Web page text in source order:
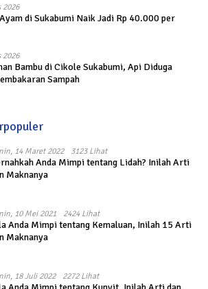
2026
di Sukabumi Naik Jadi Rp 40.000 per
2026
Bambu di Cikole Sukabumi, Api Diduga
Sampah
14 Maret 2022 3123 Lihat
Anda Mimpi tentang Lidah? Inilah Arti
Maknanya
10 Mei 2021 2424 Lihat
Anda Mimpi tentang Kemaluan, Inilah 15 Arti
Maknanya
18 Juli 2022 2272 Lihat